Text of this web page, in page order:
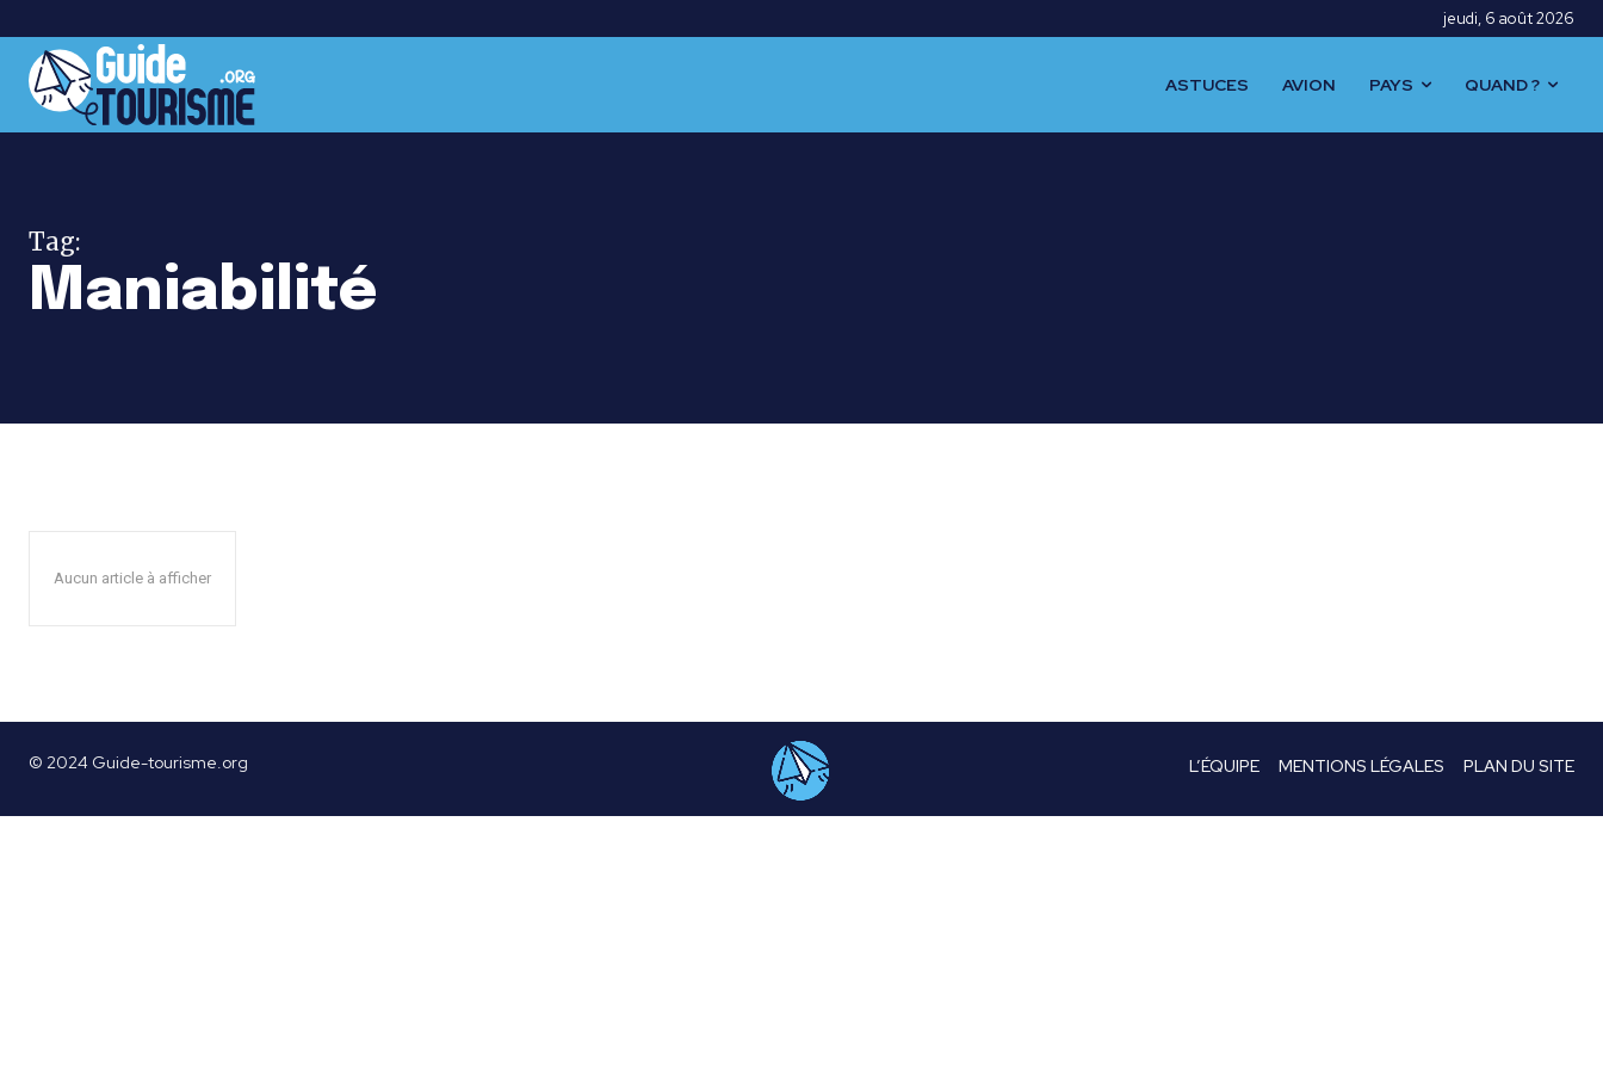
jeudi, 6 août 2026
ASTUCES AVION PAYS QUAND ?
Tag:
Maniabilité
Aucun article à afficher
© 2024 Guide-tourisme.org L’ÉQUIPE MENTIONS LÉGALES PLAN DU SITE